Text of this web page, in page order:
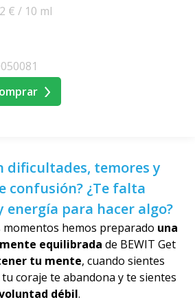
€ / 10 ml
dificultades, temores y
confusión? ¿Te falta
para hacer algo?
hemos preparado una
equilibrada de BEWIT Get
tu mente, cuando sientes
coraje te abandona y te sientes
débil.